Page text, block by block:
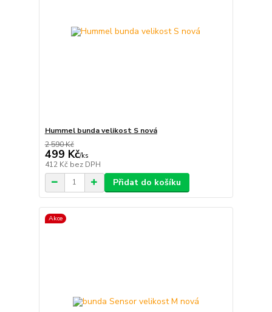
Hummel bunda velikost S nová
2 590 Kč
499 Kč/ks
412 Kč bez DPH
Přidat do košíku
Akce